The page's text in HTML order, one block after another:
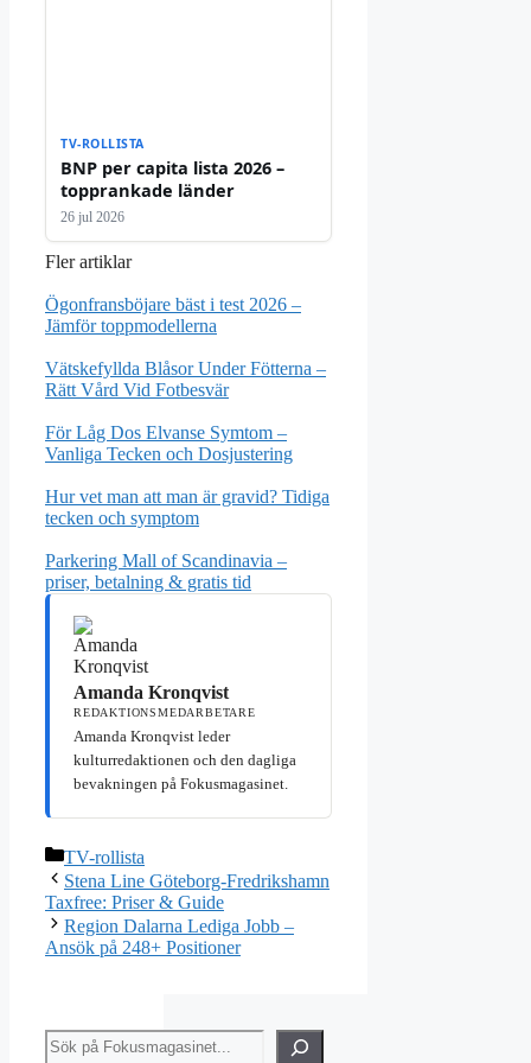
TV-ROLLISTA
BNP per capita lista 2026 –
topprankade länder
26 jul 2026
Fler artiklar
Ögonfransböjare bäst i test 2026 –
Jämför toppmodellerna
Vätskefyllda Blåsor Under Fötterna –
Rätt Vård Vid Fotbesvär
För Låg Dos Elvanse Symtom –
Vanliga Tecken och Dosjustering
Hur vet man att man är gravid? Tidiga
tecken och symptom
Parkering Mall of Scandinavia –
priser, betalning & gratis tid
Amanda Kronqvist
REDAKTIONSMEDARBETARE
Amanda Kronqvist leder
kulturredaktionen och den dagliga
bevakningen på Fokusmagasinet.
Kategorier
TV-rollista
Stena Line Göteborg-Fredrikshamn
Taxfree: Priser & Guide
Region Dalarna Lediga Jobb –
Ansök på 248+ Positioner
Sök